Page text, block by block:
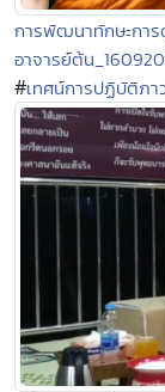
การพัฒนาทักษะกา
อาจารย์ต้น
#เทศน์การปฏิบัติภา